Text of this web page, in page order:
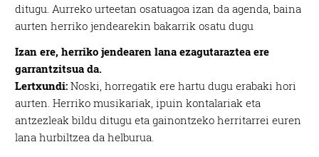
ditugu. Aurreko urteetan osatuagoa izan da agenda, baina
aurten herriko jendearekin bakarrik osatu dugu
Izan ere, herriko jendearen lana ezagutaraztea ere
garrantzitsua da.
Lertxundi:Noski, horregatik ere hartu dugu erabaki hori
aurten. Herriko musikariak, ipuin kontalariak eta
antzezleak bildu ditugu eta gainontzeko herritarrei euren
lana hurbiltzea da helburua.